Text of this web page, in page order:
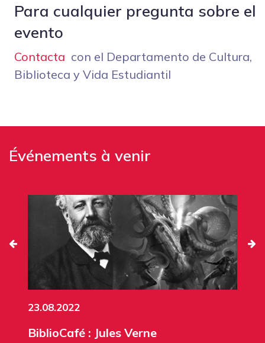
Para cualquier pregunta sobre el
evento
Contacta con el Departamento de Cultura,
Biblioteca y Vida Estudiantil
Événements à venir
23.08.2022
BiblioCafé : Jules Verne